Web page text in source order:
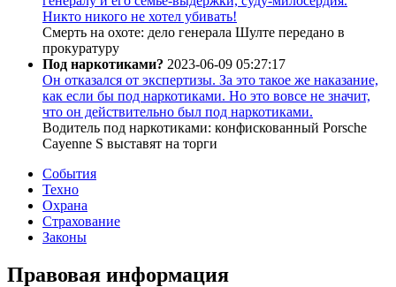
Никто никого не хотел убивать!
Смерть на охоте: дело генерала Шулте передано в
прокуратуру
Под наркотиками? 2023-06-09 05:27:17
Он отказался от экспертизы. За это такое же наказание,
как если бы под наркотиками. Но это вовсе не значит,
что он действительно был под наркотиками.
Водитель под наркотиками: конфискованный Porsche
Cayenne S выставят на торги
События
Техно
Охрана
Страхование
Законы
Правовая информация